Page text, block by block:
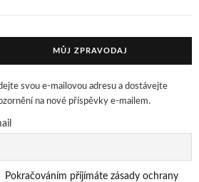
MŮJ ZPRAVODAJ
svou e-mailovou adresu a dostávejte
na nové příspěvky e-mailem.
Pokračováním přijímáte zásady ochrany